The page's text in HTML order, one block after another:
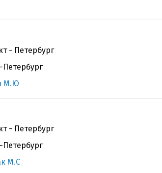
- Петербург
Петербург
М.Ю
- Петербург
Петербург
М.С